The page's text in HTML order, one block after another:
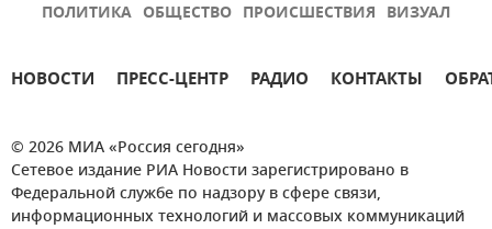
ПОЛИТИКА ОБЩЕСТВО ПРОИСШЕСТВИЯ ВИЗУАЛ
НОВОСТИ ПРЕСС-ЦЕНТР РАДИО КОНТАКТЫ
© 2026 МИА «Россия сегодня»
Сетевое издание РИА Новости зарегистрировано в
Федеральной службе по надзору в сфере связи,
информационных технологий и массовых коммуникаций